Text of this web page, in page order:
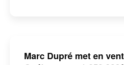
Marc Dupré met en